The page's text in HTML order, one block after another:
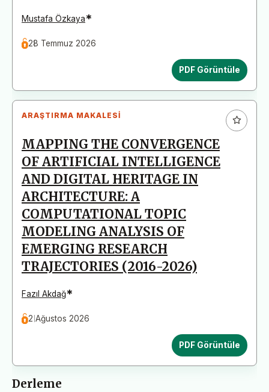
Mustafa Özkaya*
28 Temmuz 2026
PDF Görüntüle
ARAŞTIRMA MAKALESI
MAPPING THE CONVERGENCE
OF ARTIFICIAL INTELLIGENCE
AND DIGITAL HERITAGE IN
ARCHITECTURE: A
COMPUTATIONAL TOPIC
MODELING ANALYSIS OF
EMERGING RESEARCH
TRAJECTORIES (2016-2026)
Fazıl Akdağ*
2 Ağustos 2026
PDF Görüntüle
Derleme